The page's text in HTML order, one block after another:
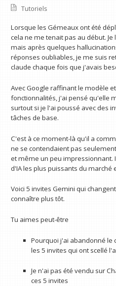
Tutoriels
Lorsque les Gémeaux ont été
cela ne me tenait pas au début.
mais après quelques
réponses oubliables, je me suis
claude chaque fois que j'avais
Avec Google raffinant le modèle
fonctionnalités, j'ai pensé qu'elle
surtout si je l'ai poussé avec des
tâches de base.
C'est à ce moment-là qu'il a
ne se contendaient pas
et même un peu impressionnant.
d'IA les plus puissants du marché
Voici 5 invites Gemini qui
connaître plus tôt.
Tu aimes peut-être
Pourquoi j'ai abandonné le
les 5 invites qui ont scellé
Je n'ai pas été vendu sur
ces 5 invites